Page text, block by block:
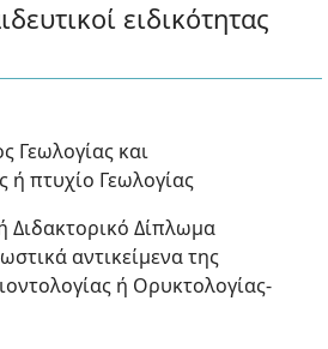
ειδικότητας
Γεωλογίας και
ή πτυχίο Γεωλογίας
Διδακτορικό Δίπλωμα
αντικείμενα της
ή Ορυκτολογίας-